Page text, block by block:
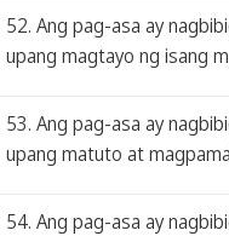
52. Ang pag-asa ay
upang magtayo ng isang
53. Ang pag-asa ay
upang matuto at
54. Ang pag-asa ay